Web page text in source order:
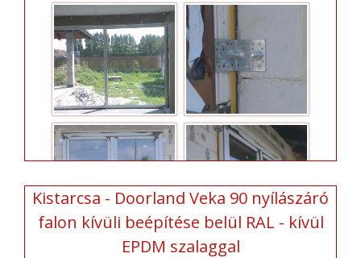
Kistarcsa - Doorland Veka 90 nyílászáró
falon kívüli beépítése belül RAL - kívül
EPDM szalaggal